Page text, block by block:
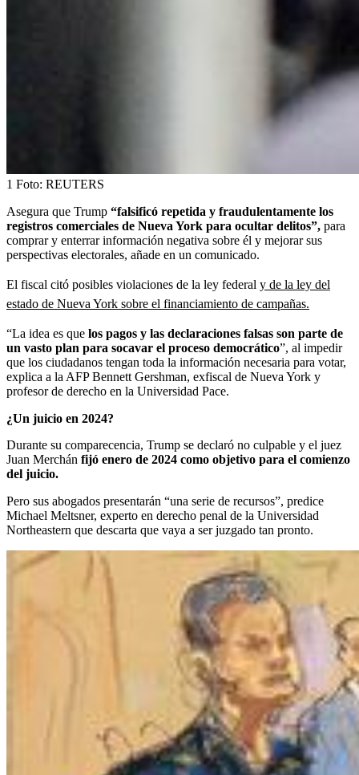
1 Foto: REUTERS
Asegura que Trump “falsificó repetida y fraudulentamente los
registros comerciales de Nueva York para ocultar delitos”, para
comprar y enterrar información negativa sobre él y mejorar sus
perspectivas electorales, añade en un comunicado.
El fiscal citó posibles violaciones de la ley federal y de la ley del
estado de Nueva York sobre el financiamiento de campañas.
“La idea es que los pagos y las declaraciones falsas son parte de
un vasto plan para socavar el proceso democrático”, al impedir
que los ciudadanos tengan toda la información necesaria para votar,
explica a la AFP Bennett Gershman, exfiscal de Nueva York y
profesor de derecho en la Universidad Pace.
¿Un juicio en 2024?
Durante su comparecencia, Trump se declaró no culpable y el juez
Juan Merchán fijó enero de 2024 como objetivo para el comienzo
del juicio.
Pero sus abogados presentarán “una serie de recursos”, predice
Michael Meltsner, experto en derecho penal de la Universidad
Northeastern que descarta que vaya a ser juzgado tan pronto.